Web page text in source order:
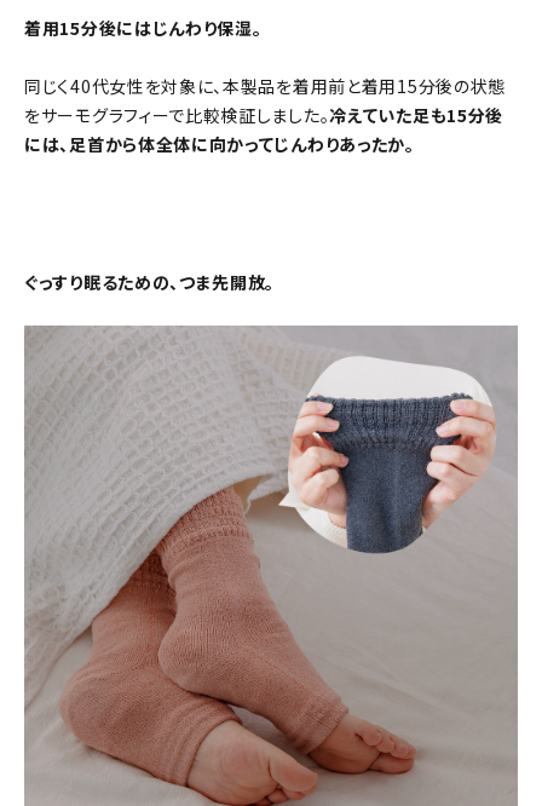
着用15分後にはじんわり保湿。
同じく40代女性を対象に、本製品を着用前と着用15分後の状態
をサーモグラフィーで比較検証しました。冷えていた足も15分後
には、足首から体全体に向かってじんわりあったか。
ぐっすり眠るための、つま先開放。